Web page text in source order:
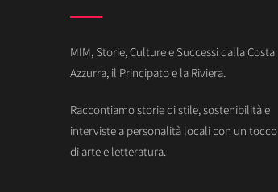
MIM, Storie, Culture e Successi dalla Costa
Azzurra, il Principato e la Riviera.
Raccontiamo storie di stile, sostenibilità e
interviste a personalità locali con un tocco
di arte e letteratura.